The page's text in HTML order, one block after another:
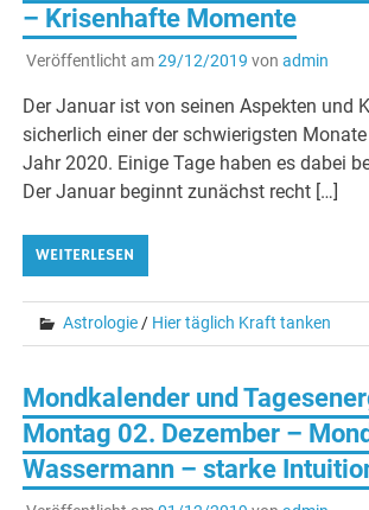
– Krisenhafte Momente
Veröffentlicht am29/12/2019 von admin
Der Januar ist von seinen Aspekten und
sicherlich einer der schwierigsten
Jahr 2020. Einige Tage haben es dabei
Der Januar beginnt zunächst recht […]
WEITERLESEN
Astrologie / Hier täglich Kraft tanken
Mondkalender und
Montag 02. Dezember –
Wassermann – starke